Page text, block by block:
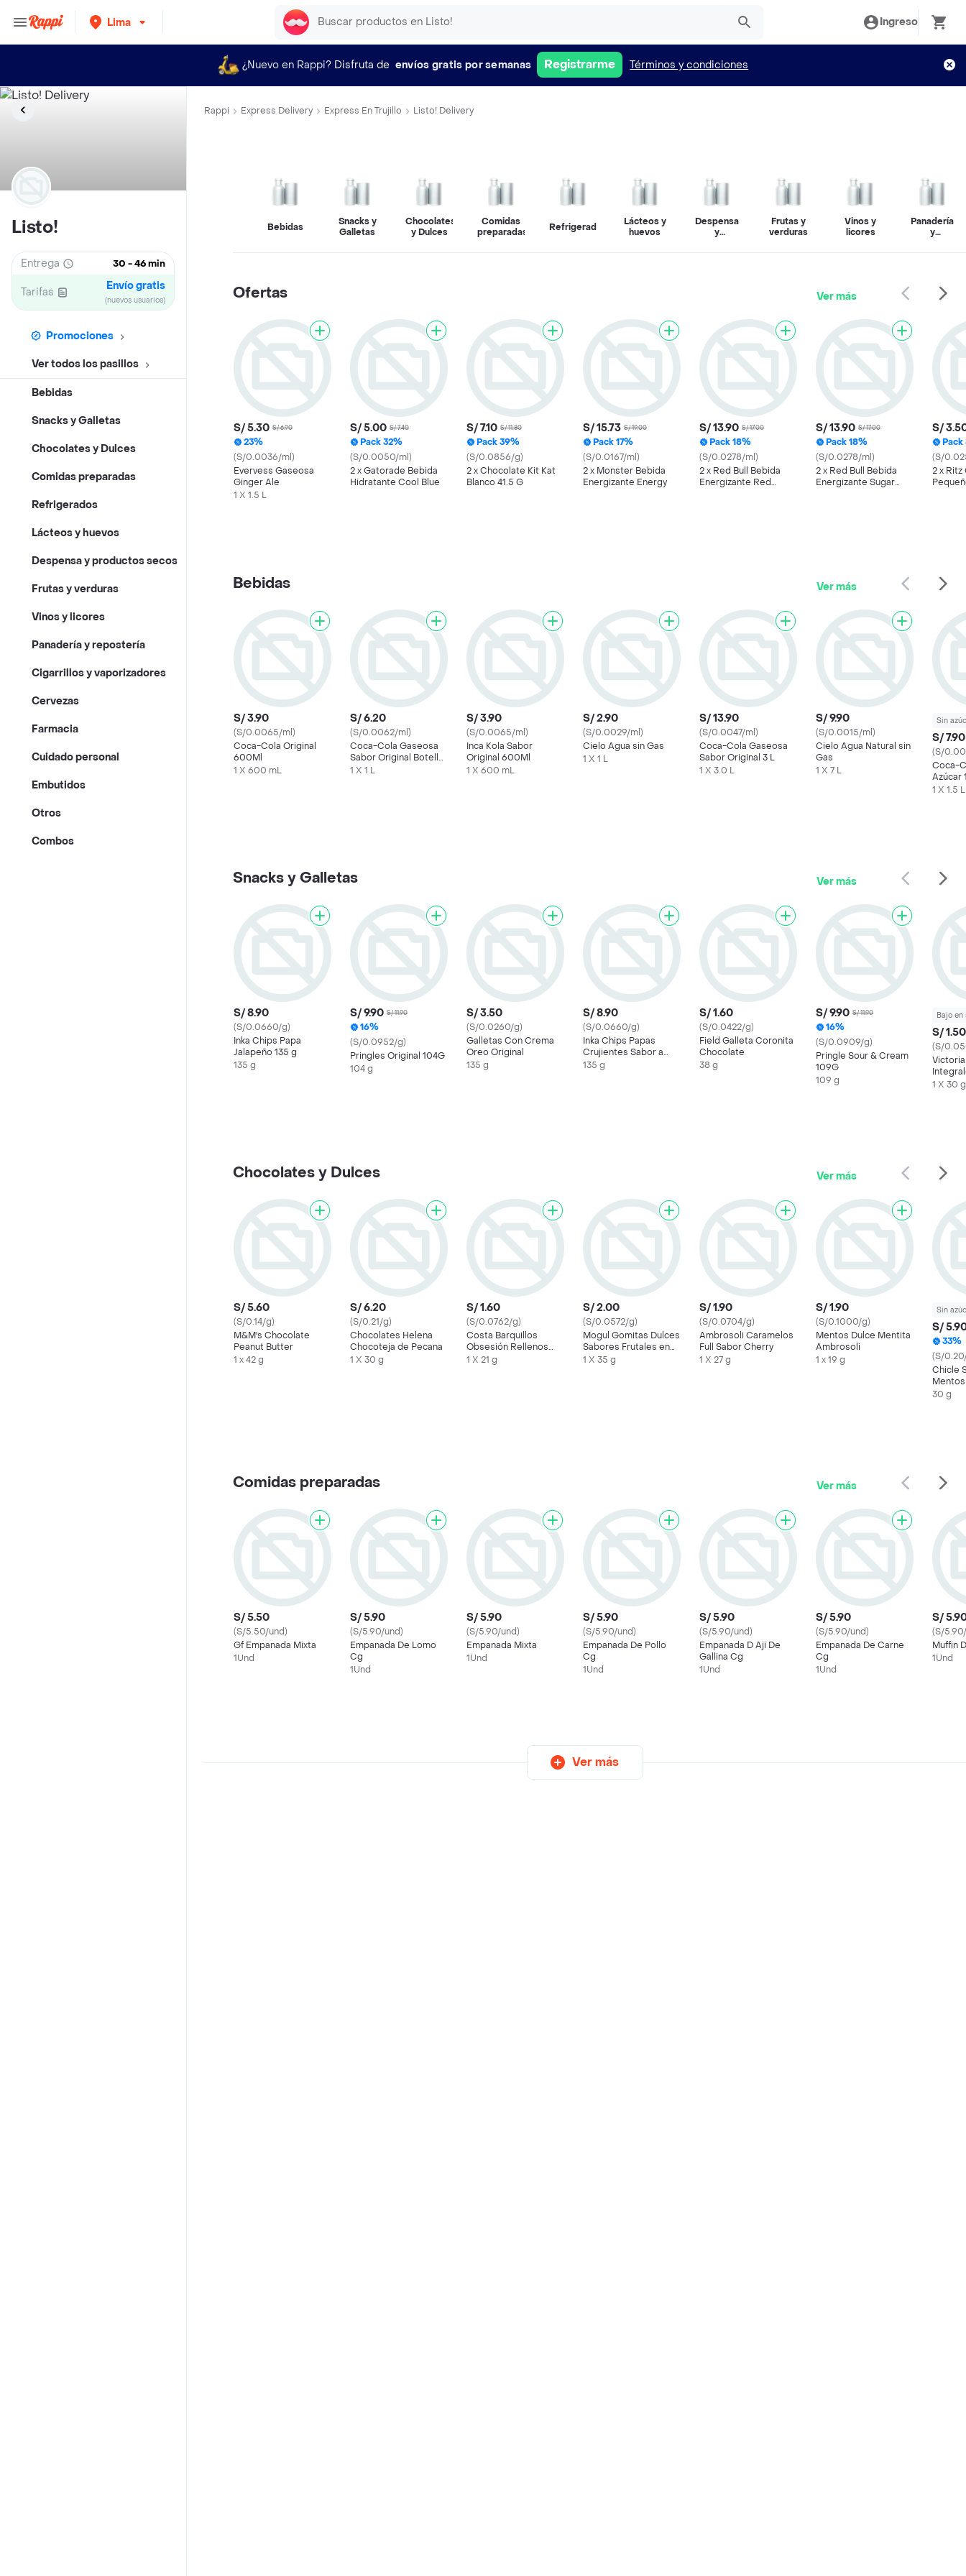
Lima Ingreso
¿Nuevo en Rappi? Disfruta de envíos gratis por semanas Registrarme Términos y condiciones
Listo!
Entrega 30 - 46 min
Tarifas Envío gratis
(nuevos usuarios)
Promociones
Ver todos los pasillos
Bebidas
Snacks y Galletas
Chocolates y Dulces
Comidas preparadas
Refrigerados
Lácteos y huevos
Despensa y productos secos
Frutas y verduras
Vinos y licores
Panadería y repostería
Cigarrillos y vaporizadores
Cervezas
Farmacia
Cuidado personal
Embutidos
Otros
Combos
Rappi Express Delivery Express En Trujillo Listo! Delivery
Bebidas
Snacks y
Galletas
Chocolates
y Dulces
Comidas
preparadas
Refrigerados
Lácteos y
huevos
Despensa
y
secos
Frutas y
verduras
Vinos y
licores
Panadería
y
Ofertas Ver más
S/ 5.30 S/ 6.90
23%
(S/0.0036/ml)
Evervess Gaseosa
Ginger Ale
1 X 1.5 L
S/ 5.00 S/ 7.40
Pack 32%
(S/0.0050/ml)
2 x Gatorade Bebida
Hidratante Cool Blue
S/ 7.10 S/ 11.80
Pack 39%
(S/0.0856/g)
2 x Chocolate Kit Kat
Blanco 41.5 G
S/ 15.73 S/ 19.00
Pack 17%
(S/0.0167/ml)
2 x Monster Bebida
Energizante Energy
S/ 13.90 S/ 17.00
Pack 18%
(S/0.0278/ml)
2 x Red Bull Bebida
Energizante Red
S/ 13.90 S/ 17.00
Pack 18%
(S/0.0278/ml)
2 x Red Bull Bebida
Energizante Sugar
S/
(S/
2 x Ritz
Bebidas Ver más
S/ 3.90
(S/0.0065/ml)
Coca-Cola Original
600Ml
1 X 600 mL
S/ 6.20
(S/0.0062/ml)
Coca-Cola Gaseosa
Sabor Original Botella
1 L
1 X 1 L
S/ 3.90
(S/0.0065/ml)
Inca Kola Sabor
Original 600Ml
1 X 600 mL
S/ 2.90
(S/0.0029/ml)
Cielo Agua sin Gas
1 X 1 L
S/ 13.90
(S/0.0047/ml)
Coca-Cola Gaseosa
Sabor Original 3 L
1 X 3.0 L
S/ 9.90
(S/0.0015/ml)
Cielo Agua Natural sin
Gas
1 X 7 L
Sin
S/ 7.90
(S/
Coca-
Azúcar
1 X 1.5 L
Snacks y Galletas Ver más
S/ 8.90
(S/0.0660/g)
Inka Chips Papa
Jalapeño 135 g
135 g
S/ 9.90 S/ 11.90
16%
(S/0.0952/g)
Pringles Original 104G
104 g
S/ 3.50
(S/0.0260/g)
Galletas Con Crema
Oreo Original
135 g
S/ 8.90
(S/0.0660/g)
Inka Chips Papas
Crujientes Sabor a
Bbq y Cebolla
135 g
S/ 1.60
(S/0.0422/g)
Field Galleta Coronita
Chocolate
38 g
S/ 9.90 S/ 11.90
16%
(S/0.0909/g)
Pringle Sour & Cream
109G
109 g
Bajo en
S/ 1.50
(S/
Miel
1 X 30 g
Chocolates y Dulces Ver más
S/ 5.60
(S/0.14/g)
M&M's Chocolate
Peanut Butter
1 x 42 g
S/ 6.20
(S/0.21/g)
Chocolates Helena
Chocoteja de Pecana
1 X 30 g
S/ 1.60
(S/0.0762/g)
Costa Barquillos
Obsesión Rellenos
con Crema de
1 X 21 g
S/ 2.00
(S/0.0572/g)
Mogul Gomitas Dulces
Sabores Frutales en
Rollo
1 X 35 g
S/ 1.90
(S/0.0704/g)
Ambrosoli Caramelos
Full Sabor Cherry
1 X 27 g
S/ 1.90
(S/0.1000/g)
Mentos Dulce Mentita
Ambrosoli
1 x 19 g
Sin
S/
33%
(S/
Chicle
30 g
Comidas preparadas Ver más
S/ 5.50
(S/5.50/und)
Gf Empanada Mixta
1Und
S/ 5.90
(S/5.90/und)
Empanada De Lomo
Cg
1Und
S/ 5.90
(S/5.90/und)
Empanada Mixta
1Und
S/ 5.90
(S/5.90/und)
Empanada De Pollo
Cg
1Und
S/ 5.90
(S/5.90/und)
Empanada D Aji De
Gallina Cg
1Und
S/ 5.90
(S/5.90/und)
Empanada De Carne
Cg
1Und
S/
(S/
Muffin
1Und
Ver más